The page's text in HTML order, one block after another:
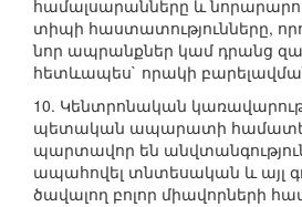
համալսարանները և
տիպի հաստատությունները,
նոր ապրանքներ կամ դրանց
հետևապես` որակի բարելավման
10. Կենտրոնական
պետական ապարատի
պարտավոր են անվտանգություն
ապահովել տնտեսական և այլ
ծավալող բոլոր միավորների